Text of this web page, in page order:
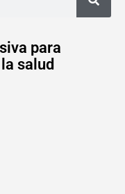
para
salud